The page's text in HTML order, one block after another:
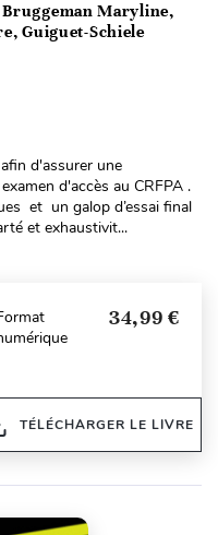
Maryline,
Guiguet-Schiele
d'assurer une
d'accès au CRFPA .
et un galop d’essai final
et exhaustivit...
34,99 €
TÉLÉCHARGER LE LIVRE